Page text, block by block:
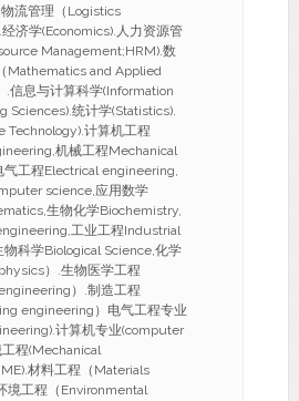
流管理（Logistics
济学(Economics).人力资源管
Management;HRM).数
Mathematics and Applied
.信息与计算科学(Information
Sciences).统计学(Statistics).
Technology).计算机工程
机械工程Mechanical
工程Electrical engineering,
science,应用数学
生物化学Biochemistry,
工业工程Industrial
科学Biological Science,化学
）.生物医学工程
）.制造工程
engineering）电气工程专业
计算机专业(computer
程(Mechanical
材料工程（Materials
境工程（Environmental